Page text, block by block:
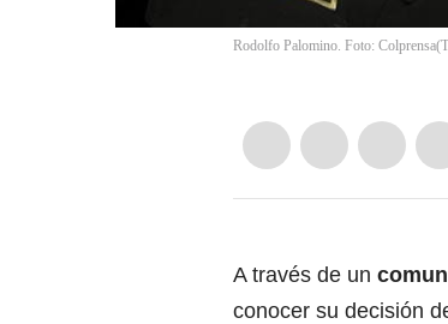
Rodolfo Palomino. Foto: Colprensa(
A través de un
conocer su decisión